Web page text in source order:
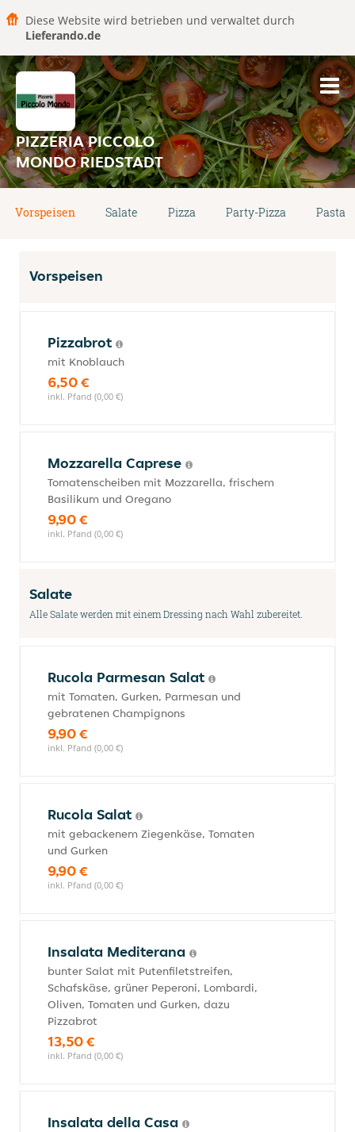
Diese Website wird betrieben und verwaltet durch
Lieferando.de
PIZZERIA PICCOLO
MONDO RIEDSTADT
Vorspeisen Salate Pizza Party-Pizza Pasta
Vorspeisen
Pizzabrot
mit Knoblauch
6,50 €
inkl. Pfand (0,00 €)
Mozzarella Caprese
Tomatenscheiben mit Mozzarella, frischem
Basilikum und Oregano
9,90 €
inkl. Pfand (0,00 €)
Salate
Alle Salate werden mit einem Dressing nach Wahl zubereitet.
Rucola Parmesan Salat
mit Tomaten, Gurken, Parmesan und
gebratenen Champignons
9,90 €
inkl. Pfand (0,00 €)
Rucola Salat
mit gebackenem Ziegenkäse, Tomaten
und Gurken
9,90 €
inkl. Pfand (0,00 €)
Insalata Mediterana
bunter Salat mit Putenfiletstreifen,
Schafskäse, grüner Peperoni, Lombardi,
Oliven, Tomaten und Gurken, dazu
Pizzabrot
13,50 €
inkl. Pfand (0,00 €)
Insalata della Casa